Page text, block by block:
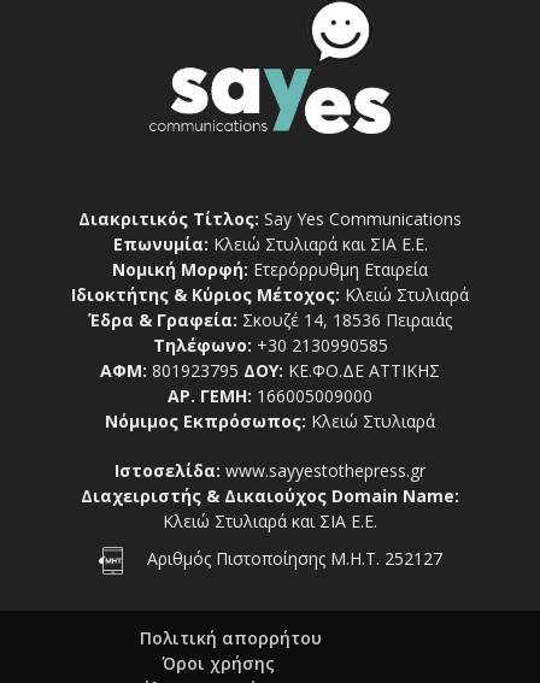
Διακριτικός Τίτλος: Say Yes Communications
Επωνυμία: Κλειώ Στυλιαρά και ΣΙΑ Ε.Ε.
Νομική Μορφή: Ετερόρρυθμη Εταιρεία
Ιδιοκτήτης & Κύριος Μέτοχος: Κλειώ Στυλιαρά
Έδρα & Γραφεία: Σκουζέ 14, 18536 Πειραιάς
Τηλέφωνο: +30 2130990585
ΑΦΜ: 801923795 ΔΟΥ: ΚΕ.ΦΟ.ΔΕ ΑΤΤΙΚΗΣ
ΑΡ. ΓΕΜΗ: 166005009000
Νόμιμος Εκπρόσωπος: Κλειώ Στυλιαρά
Ιστοσελίδα: www.sayyestothepress.gr
Διαχειριστής & Δικαιούχος Domain Name:
Κλειώ Στυλιαρά και ΣΙΑ Ε.Ε.
Αριθμός Πιστοποίησης Μ.Η.Τ. 252127
Πολιτική απορρήτου
Όροι χρήσης